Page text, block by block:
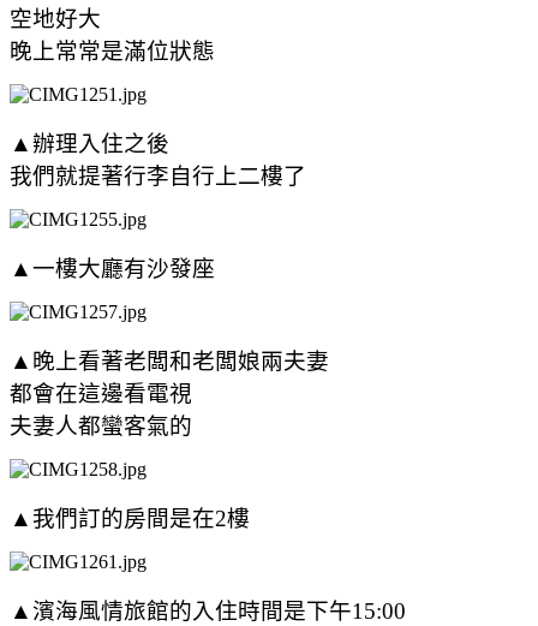
空地好大
晚上常常是滿位狀態
▲辦理入住之後
我們就提著行李自行上二樓了
▲一樓大廳有沙發座
▲晚上看著老闆和老闆娘兩夫妻
都會在這邊看電視
夫妻人都蠻客氣的
▲我們訂的房間是在2樓
▲濱海風情旅館的入住時間是下午15:00